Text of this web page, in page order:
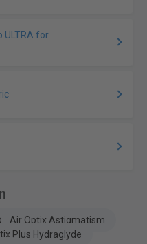
ULTRA for
Air Optix Astigmatism
Plus Hydraglyde